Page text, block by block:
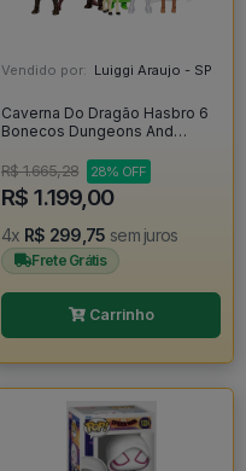
Vendido por: Luiggi Araujo - SP
Caverna Do Dragão Hasbro 6
Bonecos Dungeons And
Dragão
R$ 1.665,28 28% OFF
R$ 1.199,00
4x R$ 299,75 sem juros
Frete Grátis
Carrinho